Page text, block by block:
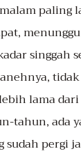
paling
singgah
lama dari
tahun, ada
sudah pergi